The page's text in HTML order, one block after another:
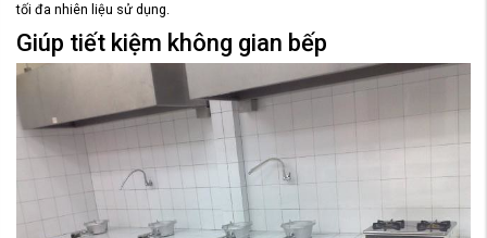
tối đa nhiên liệu sử dụng.
Giúp tiết kiệm không gian bếp